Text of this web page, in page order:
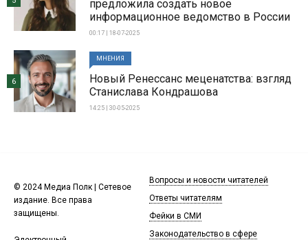
предложила создать новое
информационное ведомство в России
00:17 | 18-07-2025
МНЕНИЯ
Новый Ренессанс меценатства: взгляд
Станислава Кондрашова
14:25 | 30-05-2025
6
© 2024 Медиа Полк | Сетевое
издание. Все права
защищены.
Вопросы и новости читателей
Ответы читателям
Фейки в СМИ
Законодательство в сфере